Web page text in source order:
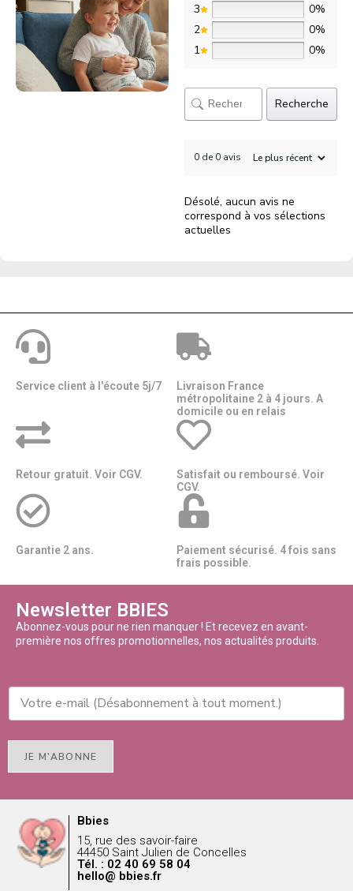
3
0%
2
0%
1
0%
Recherche
0 de 0 avis
Désolé, aucun avis ne
correspond à vos sélections
actuelles
Service client à l'écoute 5j/7
Livraison France
métropolitaine 2 à 4 jours. A
domicile ou en relais​​
Retour gratuit. Voir CGV.
Satisfait ou remboursé. Voir
CGV.
Garantie 2 ans.
Paiement sécurisé. 4 fois sans
frais possible.
Newsletter BBIES
Abonnez-vous pour ne rien manquer ! Et recevez en avant-
première nos offres promotionnelles, nos actualités produits.
JE M'ABONNE
Bbies
15, rue des savoir-faire
44450 Saint Julien de Concelles
Tél. : 02 40 69 58 04
hello@ bbies.fr